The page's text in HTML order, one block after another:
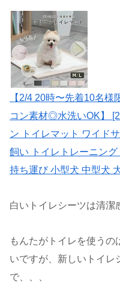
【2/4 20時〜先着10名
コン素材◎水洗いOK】
ン トイレマット ワイド
飼い トイレトレーニン
持ち運び 小型犬 中型犬
白いトイレシーツは清潔
もんたがトイレを使う
いですが、新しいトイレ
で、、、